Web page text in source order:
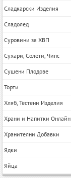
Сладкарски Изделия
Сладолед
Суровини за ХВП
Сухари, Солети, Чипс
Сушени Плодове
Торти
Хляб, Тестени Изделия
Храни и Напитки Онлайн
Хранителни Добавки
Ядки
Яйца